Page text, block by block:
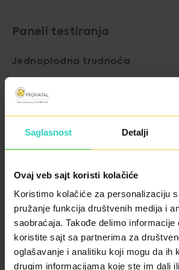
Saglasnost Detalji
Ovaj veb sajt koristi kolačiće
Koristimo kolačiće za personalizaciju
pružanje funkcija društvenih medija i
saobraćaja. Takođe delimo informacije
koristite sajt sa partnerima za
oglašavanje i analitiku koji mogu da ih
drugim informacijama koje ste im dali
Paneli testiranja
Jednoplodna trudnoća
STANDARD
Trizomija 21 (Down sindrom)
Trizomija 18 (Edwards sindrom)
Trizomija 13 (Patau sindrom)
Aneuploidije spolnih hromozoma
Određivanje pola bebe